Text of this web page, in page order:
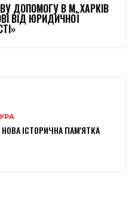
ДОПОМОГУ В М. ХАРКІВ
ВІД ЮРИДИЧНОЇ
НОВА ІСТОРИЧНА ПАМ'ЯТКА